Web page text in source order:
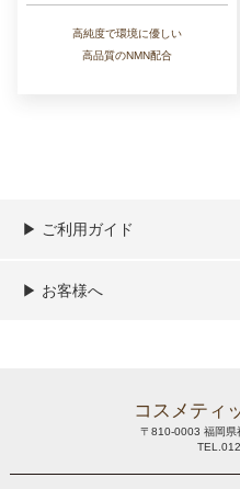
高純度で環境に優しい
高品質のNMN配合
▶︎ ご利用ガイド
ご利用ガイド
決済／配送／送料について
取り扱い商品一覧
顧客情報の取扱について
特定商取引法の表記
▶︎ お客様へ
コスメティ
〒810-0003 福岡県